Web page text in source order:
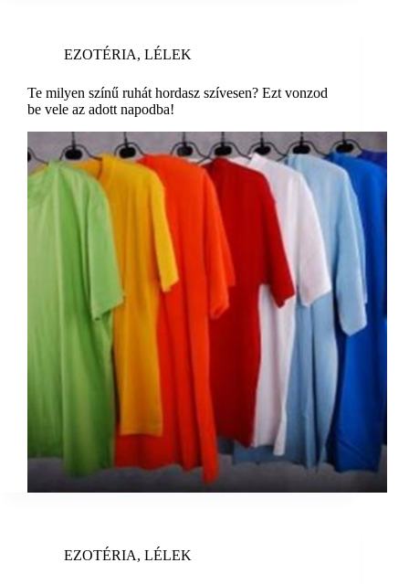
EZOTÉRIA, LÉLEK
Te milyen színű ruhát hordasz szívesen? Ezt vonzod
be vele az adott napodba!
EZOTÉRIA, LÉLEK